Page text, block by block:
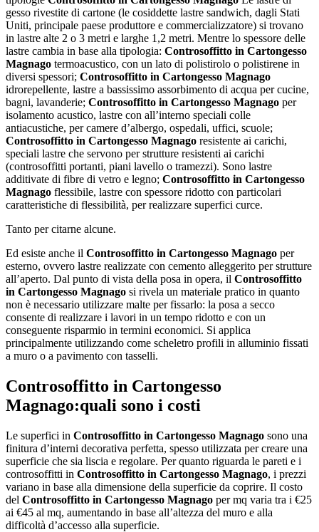
gesso rivestite di cartone (le cosiddette lastre sandwich, dagli Stati
Uniti, principale paese produttore e commercializzatore) si trovano
in lastre alte 2 o 3 metri e larghe 1,2 metri. Mentre lo spessore delle
lastre cambia in base alla tipologia: Controsoffitto in Cartongesso
Magnago termoacustico, con un lato di polistirolo o polistirene in
diversi spessori; Controsoffitto in Cartongesso Magnago
idrorepellente, lastre a bassissimo assorbimento di acqua per cucine,
bagni, lavanderie; Controsoffitto in Cartongesso Magnago per
isolamento acustico, lastre con all’interno speciali colle
antiacustiche, per camere d’albergo, ospedali, uffici, scuole;
Controsoffitto in Cartongesso Magnago resistente ai carichi,
speciali lastre che servono per strutture resistenti ai carichi
(controsoffitti portanti, piani lavello o tramezzi). Sono lastre
additivate di fibre di vetro e legno; Controsoffitto in Cartongesso
Magnago flessibile, lastre con spessore ridotto con particolari
caratteristiche di flessibilità, per realizzare superfici curce.
Tanto per citarne alcune.
Ed esiste anche il Controsoffitto in Cartongesso Magnago per
esterno, ovvero lastre realizzate con cemento alleggerito per strutture
all’aperto. Dal punto di vista della posa in opera, il Controsoffitto
in Cartongesso Magnago si rivela un materiale pratico in quanto
non è necessario utilizzare malte per fissarlo: la posa a secco
consente di realizzare i lavori in un tempo ridotto e con un
conseguente risparmio in termini economici. Si applica
principalmente utilizzando come scheletro profili in alluminio fissati
a muro o a pavimento con tasselli.
Controsoffitto in Cartongesso
Magnago:quali sono i costi
Le superfici in Controsoffitto in Cartongesso Magnago sono una
finitura d’interni decorativa perfetta, spesso utilizzata per creare una
superficie che sia liscia e regolare. Per quanto riguarda le pareti e i
controsoffitti in Controsoffitto in Cartongesso Magnago, i prezzi
variano in base alla dimensione della superficie da coprire. Il costo
del Controsoffitto in Cartongesso Magnago per mq varia tra i €25
ai €45 al mq, aumentando in base all’altezza del muro e alla
difficoltà d’accesso alla superficie.